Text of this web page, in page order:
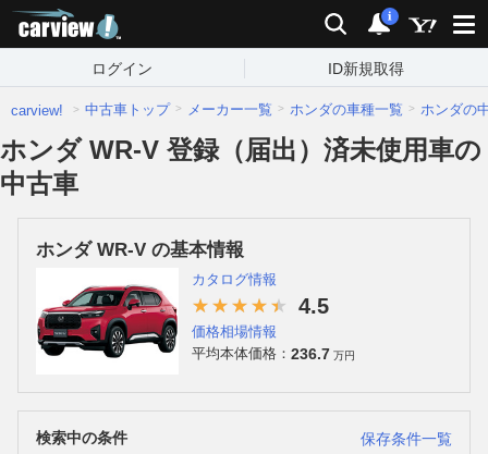
検索 通知
i
ログイン ID新規取得
carview! 中古車トップ メーカー一覧 ホンダの車種一覧 ホンダの
ホンダ WR-V 登録（届出）済未使用車の
中古車
ホンダ WR-V の基本情報
カタログ情報
4.5
価格相場情報
平均本体価格： 236.7 万円
検索中の条件
保存条件一覧